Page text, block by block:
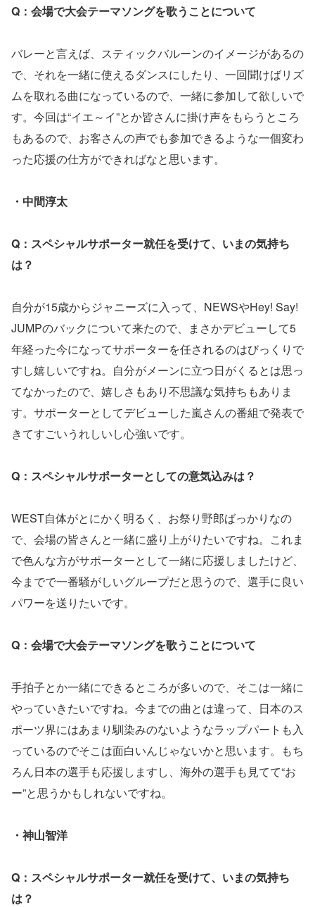
Q：会場で大会テーマソングを歌うことについて
バレーと言えば、スティックバルーンのイメージがあるの
で、それを一緒に使えるダンスにしたり、一回聞けばリズ
ムを取れる曲になっているので、一緒に参加して欲しいで
す。今回は“イエ～イ”とか皆さんに掛け声をもらうところ
もあるので、お客さんの声でも参加できるような一個変わ
った応援の仕方ができればなと思います。
・中間淳太
Q：スペシャルサポーター就任を受けて、いまの気持ち
は？
自分が15歳からジャニーズに入って、NEWSやHey! Say!
JUMPのバックについて来たので、まさかデビューして5
年経った今になってサポーターを任されるのはびっくりで
すし嬉しいですね。自分がメーンに立つ日がくるとは思っ
てなかったので、嬉しさもあり不思議な気持ちもありま
す。サポーターとしてデビューした嵐さんの番組で発表で
きてすごいうれしいし心強いです。
Q：スペシャルサポーターとしての意気込みは？
WEST自体がとにかく明るく、お祭り野郎ばっかりなの
で、会場の皆さんと一緒に盛り上がりたいですね。これま
で色んな方がサポーターとして一緒に応援しましたけど、
今までで一番騒がしいグループだと思うので、選手に良い
パワーを送りたいです。
Q：会場で大会テーマソングを歌うことについて
手拍子とか一緒にできるところが多いので、そこは一緒に
やっていきたいですね。今までの曲とは違って、日本のス
ポーツ界にはあまり馴染みのないようなラップパートも入
っているのでそこは面白いんじゃないかと思います。もち
ろん日本の選手も応援しますし、海外の選手も見てて“お
ー”と思うかもしれないですね。
・神山智洋
Q：スペシャルサポーター就任を受けて、いまの気持ち
は？